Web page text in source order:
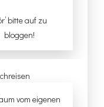
bitte auf zu
bloggen!
vom eigenen